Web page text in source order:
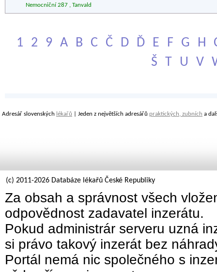
Nemocniční 287 , Tanvald
1 2 9 A B C Č D Ď E F G H
Š
T U V
Adresář slovenských lékařů | Jeden z největších adresářů praktických, zubních a
(c) 2011-2026 Databáze lékařů České Republiky
Za obsah a správnost všech
odpovědnost zadavatel inzerátu.
Pokud administrár serveru uzná
si právo takový inzerát bez
Portál nemá nic společného s